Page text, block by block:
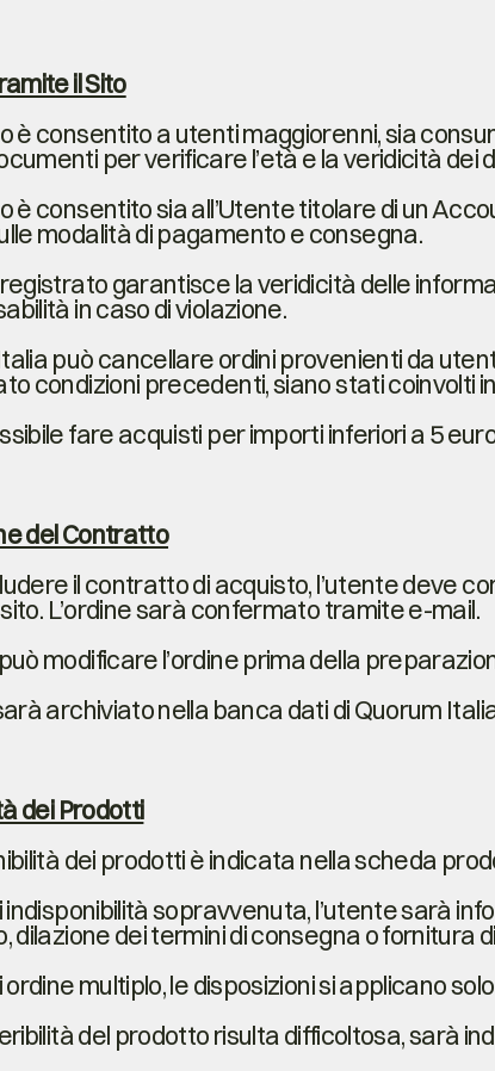
il Sito
è consentito a utenti maggiorenni, sia
per verificare l’età e la veridicità dei
è consentito sia all’Utente titolare di un
modalità di pagamento e consegna.
registrato garantisce la veridicità delle
in caso di violazione.
può cancellare ordini provenienti da
condizioni precedenti, siano stati coinvolti
fare acquisti per importi inferiori a 5
del Contratto
il contratto di acquisto, l’utente deve
L’ordine sarà confermato tramite e-mail.
modificare l’ordine prima della
archiviato nella banca dati di Quorum
dei Prodotti
dei prodotti è indicata nella scheda
indisponibilità sopravvenuta, l’utente sarà
dilazione dei termini di consegna o fornitura
ordine multiplo, le disposizioni si applicano
del prodotto risulta difficoltosa, sarà